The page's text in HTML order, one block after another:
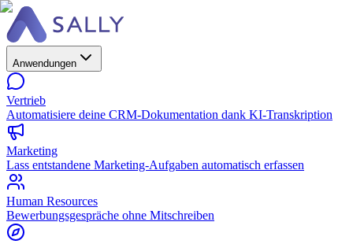
Anwendungen
Vertrieb
Automatisiere deine CRM-Dokumentation dank KI-Transkription
Marketing
Lass entstandene Marketing-Aufgaben automatisch erfassen
Human Resources
Bewerbungsgespräche ohne Mitschreiben